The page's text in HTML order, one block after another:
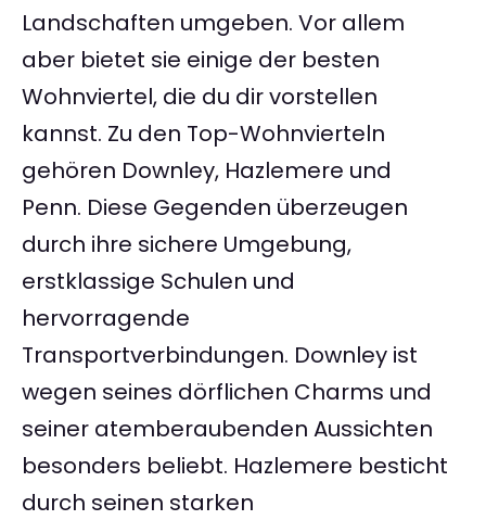
Landschaften umgeben. Vor allem
aber bietet sie einige der besten
Wohnviertel, die du dir vorstellen
kannst. Zu den Top-Wohnvierteln
gehören Downley, Hazlemere und
Penn. Diese Gegenden überzeugen
durch ihre sichere Umgebung,
erstklassige Schulen und
hervorragende
Transportverbindungen. Downley ist
wegen seines dörflichen Charms und
seiner atemberaubenden Aussichten
besonders beliebt. Hazlemere besticht
durch seinen starken